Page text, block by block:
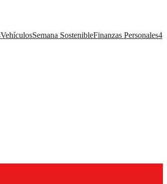
VehículosSemana SostenibleFinanzas Personales4